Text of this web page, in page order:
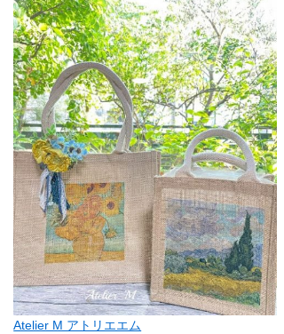
Atelier M アトリエエム